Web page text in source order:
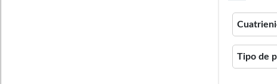
Tipo de